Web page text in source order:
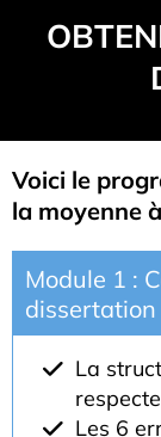
Voici le
la moyenne
Module 1 :
dissertation
La
Les 6